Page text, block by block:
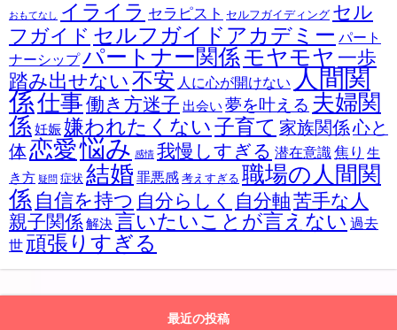
おもてなし イライラ セラピスト セルフガイディング セル
フガイド セルフガイドアカデミー パート
ナーシップパートナー関係モヤモヤ 一歩
踏み出せない不安 人に心が開けない 人間関
係仕事働き方迷子 出会い 夢を叶える 夫婦関
係 妊娠嫌われたくない子育て 家族関係心と
体恋愛悩み 感情 我慢しすぎる 潜在意識焦り 生
き方 疑問 症状 結婚 罪悪感 考えすぎる 職場の人間関
係 自信を持つ 自分らしく 自分軸苦手な人
親子関係 解決言いたいことが言えない 過去
世 頑張りすぎる
最近の投稿